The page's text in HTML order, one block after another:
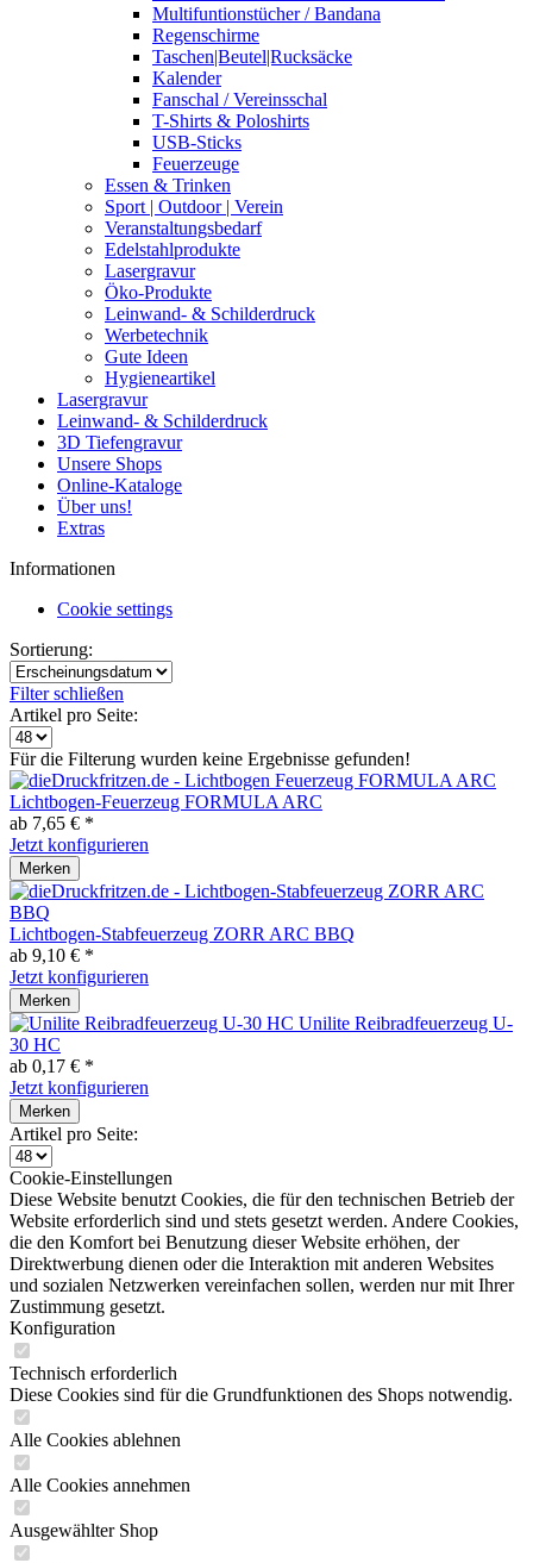
Multifuntionstücher / Bandana
Regenschirme
Taschen|Beutel|Rucksäcke
Kalender
Fanschal / Vereinsschal
T-Shirts & Poloshirts
USB-Sticks
Feuerzeuge
Essen & Trinken
Sport | Outdoor | Verein
Veranstaltungsbedarf
Edelstahlprodukte
Lasergravur
Öko-Produkte
Leinwand- & Schilderdruck
Werbetechnik
Gute Ideen
Hygieneartikel
Lasergravur
Leinwand- & Schilderdruck
3D Tiefengravur
Unsere Shops
Online-Kataloge
Über uns!
Extras
Informationen
Cookie settings
Sortierung:
Filter schließen
Artikel pro Seite:
Für die Filterung wurden keine Ergebnisse gefunden!
Lichtbogen-Feuerzeug FORMULA ARC
ab 7,65 € *
Jetzt konfigurieren
Merken
Lichtbogen-Stabfeuerzeug ZORR ARC BBQ
ab 9,10 € *
Jetzt konfigurieren
Merken
Unilite Reibradfeuerzeug U-
30 HC
ab 0,17 € *
Jetzt konfigurieren
Merken
Artikel pro Seite:
Cookie-Einstellungen
Diese Website benutzt Cookies, die für den technischen Betrieb der
Website erforderlich sind und stets gesetzt werden. Andere Cookies,
die den Komfort bei Benutzung dieser Website erhöhen, der
Direktwerbung dienen oder die Interaktion mit anderen Websites
und sozialen Netzwerken vereinfachen sollen, werden nur mit Ihrer
Zustimmung gesetzt.
Konfiguration
Technisch erforderlich
Diese Cookies sind für die Grundfunktionen des Shops notwendig.
Alle Cookies ablehnen
Alle Cookies annehmen
Ausgewählter Shop